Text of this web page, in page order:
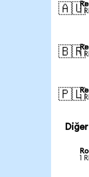
🇦🇺
1
🇧🇷
1
🇵🇱
1
1